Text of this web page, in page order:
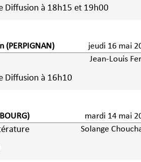
Chronique du livre Diffusion à 18h15 et 19h00
(PERPIGNAN) jeudi 16 mai
Jean-Louis
Diffusion à 16h10
mardi 14 mai
Solange